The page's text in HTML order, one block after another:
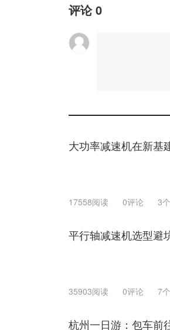
评论0
大功率减速机在新基
17558阅读 0评论 3
平行轴减速机选型避
35903阅读 0评论 7
杭州一日游：包车前